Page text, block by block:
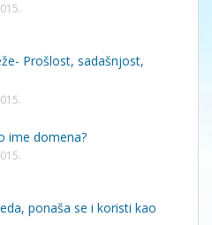
Prošlost, sadašnjost,
ime domena?
ponaša se i koristi kao